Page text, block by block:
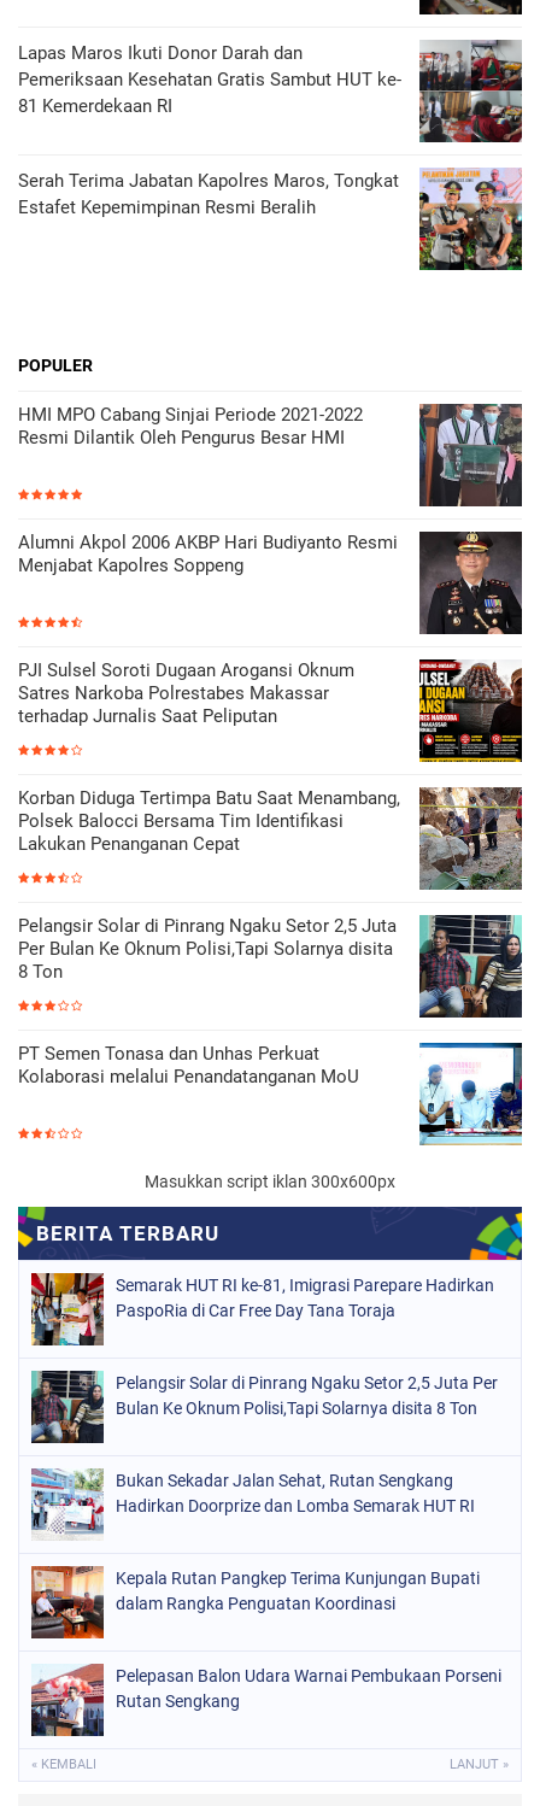
Lapas Maros Ikuti Donor Darah dan
Pemeriksaan Kesehatan Gratis Sambut HUT ke-
81 Kemerdekaan RI
Serah Terima Jabatan Kapolres Maros, Tongkat
Estafet Kepemimpinan Resmi Beralih
POPULER
HMI MPO Cabang Sinjai Periode 2021-2022
Resmi Dilantik Oleh Pengurus Besar HMI
Alumni Akpol 2006 AKBP Hari Budiyanto Resmi
Menjabat Kapolres Soppeng
PJI Sulsel Soroti Dugaan Arogansi Oknum
Satres Narkoba Polrestabes Makassar
terhadap Jurnalis Saat Peliputan
Korban Diduga Tertimpa Batu Saat Menambang,
Polsek Balocci Bersama Tim Identifikasi
Lakukan Penanganan Cepat
Pelangsir Solar di Pinrang Ngaku Setor 2,5 Juta
Per Bulan Ke Oknum Polisi,Tapi Solarnya disita
8 Ton
PT Semen Tonasa dan Unhas Perkuat
Kolaborasi melalui Penandatanganan MoU
Masukkan script iklan 300x600px
Semarak HUT RI ke-81, Imigrasi Parepare Hadirkan
PaspoRia di Car Free Day Tana Toraja
Pelangsir Solar di Pinrang Ngaku Setor 2,5 Juta Per
Bulan Ke Oknum Polisi,Tapi Solarnya disita 8 Ton
Bukan Sekadar Jalan Sehat, Rutan Sengkang
Hadirkan Doorprize dan Lomba Semarak HUT RI
Kepala Rutan Pangkep Terima Kunjungan Bupati
dalam Rangka Penguatan Koordinasi
Pelepasan Balon Udara Warnai Pembukaan Porseni
Rutan Sengkang
« KEMBALI LANJUT »